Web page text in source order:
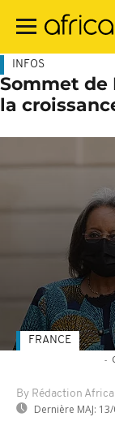
contenu
INFOS
Sommet de
la
-
By Rédaction
Dernière MAJ:
FRANCE